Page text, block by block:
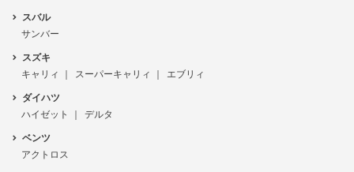
スバル
サンバー
スズキ
キャリィ
スーパーキャリィ エブリィ
ダイハツ
ハイゼット
デルタ
ベンツ
アクトロス